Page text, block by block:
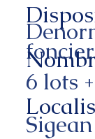
foncier
6 lots
Sigean